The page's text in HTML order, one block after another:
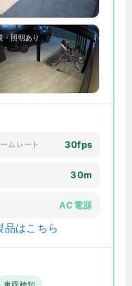
・照明あり
ムレート 30fps
30m
AC電源
品はこちら